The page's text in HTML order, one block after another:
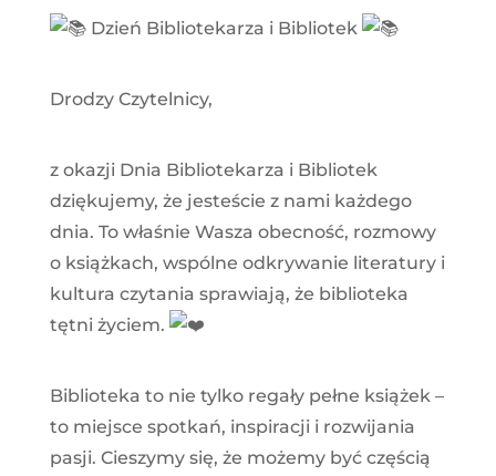
Dzień Bibliotekarza i Bibliotek
Drodzy Czytelnicy,
z okazji Dnia Bibliotekarza i Bibliotek
dziękujemy, że jesteście z nami każdego
dnia. To właśnie Wasza obecność, rozmowy
o książkach, wspólne odkrywanie literatury i
kultura czytania sprawiają, że biblioteka
tętni życiem.
Biblioteka to nie tylko regały pełne książek –
to miejsce spotkań, inspiracji i rozwijania
pasji. Cieszymy się, że możemy być częścią